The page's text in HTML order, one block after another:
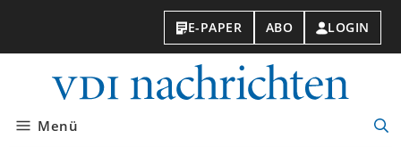
E-PAPER ABO LOGIN
Menü